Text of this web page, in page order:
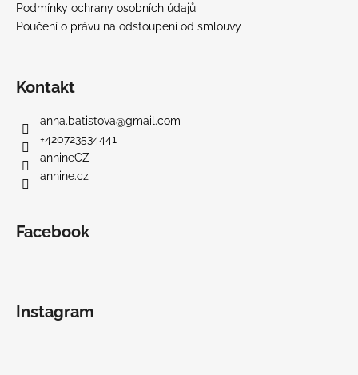
Podmínky ochrany osobních údajů
Poučení o právu na odstoupení od smlouvy
Kontakt
anna.batistova@gmail.com
+420723534441
annineCZ
annine.cz
Facebook
Instagram